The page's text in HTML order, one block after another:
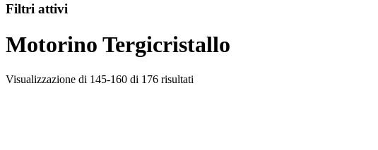
Filtri attivi
Motorino Tergicristallo
Visualizzazione di 145-160 di 176 risultati